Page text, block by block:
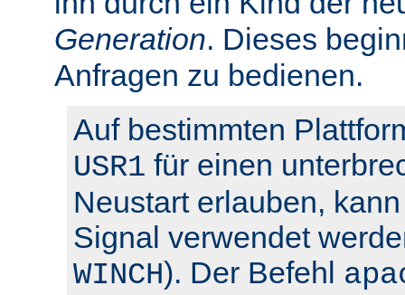
Generation. Dieses
Anfragen zu bedienen.
Auf bestimmten
USR1 für einen
Neustart erlauben,
Signal verwendet
WINCH). Der Befehl